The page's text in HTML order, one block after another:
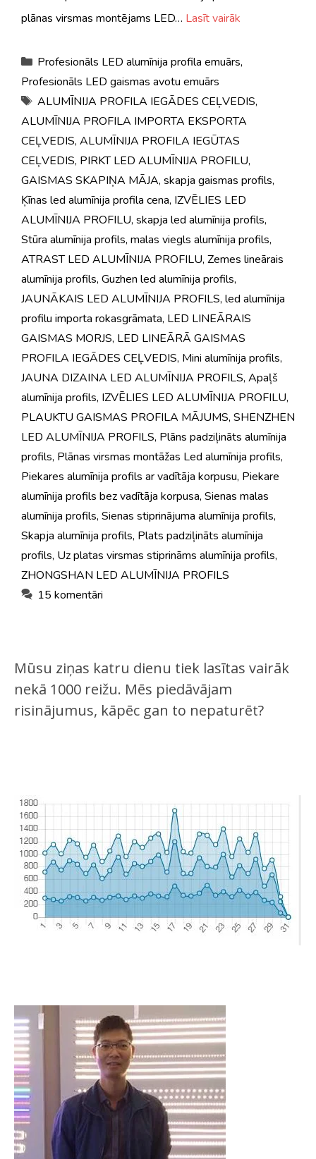
plānas virsmas montējams LED… Lasīt vairāk
Kategorijas
Profesionāls LED alumīnija profila emuārs,
Profesionāls LED gaismas avotu emuārs
Tagi
ALUMĪNIJA PROFILA IEGĀDES CEĻVEDIS,
ALUMĪNIJA PROFILA IMPORTA EKSPORTA
CEĻVEDIS, ALUMĪNIJA PROFILA IEGŪTAS
CEĻVEDIS, PIRKT LED ALUMĪNIJA PROFILU,
GAISMAS SKAPIŅA MĀJA, skapja gaismas profils,
Ķīnas led alumīnija profila cena, IZVĒLIES LED
ALUMĪNIJA PROFILU, skapja led alumīnija profils,
Stūra alumīnija profils, malas viegls alumīnija profils,
ATRAST LED ALUMĪNIJA PROFILU, Zemes lineārais
alumīnija profils, Guzhen led alumīnija profils,
JAUNĀKAIS LED ALUMĪNIJA PROFILS, led alumīnija
profilu importa rokasgrāmata, LED LINEĀRAIS
GAISMAS MORJS, LED LINEĀRĀ GAISMAS
PROFILA IEGĀDES CEĻVEDIS, Mini alumīnija profils,
JAUNA DIZAINA LED ALUMĪNIJA PROFILS, Apaļš
alumīnija profils, IZVĒLIES LED ALUMĪNIJA PROFILU,
PLAUKTU GAISMAS PROFILA MĀJUMS, SHENZHEN
LED ALUMĪNIJA PROFILS, Plāns padziļināts alumīnija
profils, Plānas virsmas montāžas Led alumīnija profils,
Piekares alumīnija profils ar vadītāja korpusu, Piekare
alumīnija profils bez vadītāja korpusa, Sienas malas
alumīnija profils, Sienas stiprinājuma alumīnija profils,
Skapja alumīnija profils, Plats padziļināts alumīnija
profils, Uz platas virsmas stiprināms alumīnija profils,
ZHONGSHAN LED ALUMĪNIJA PROFILS
15 komentāri
Mūsu ziņas katru dienu tiek lasītas vairāk
nekā 1000 reižu. Mēs piedāvājam
risinājumus, kāpēc gan to nepaturēt?